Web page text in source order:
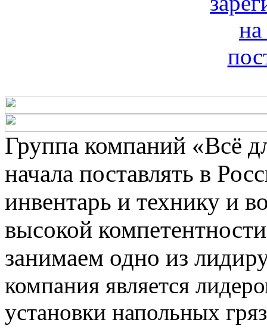
Группа компаний «Всё
начала поставлять в
инвентарь и технику и
высокой
занимаем одно из
компания является
установки напольных